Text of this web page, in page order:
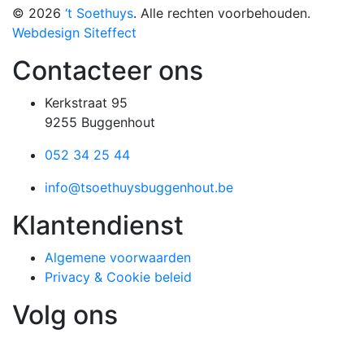
© 2026 ‘t Soethuys. Alle rechten voorbehouden.
Webdesign Siteffect
Contacteer ons
Kerkstraat 95
9255 Buggenhout
052 34 25 44
info@tsoethuysbuggenhout.be
Klantendienst
Algemene voorwaarden
Privacy & Cookie beleid
Volg ons